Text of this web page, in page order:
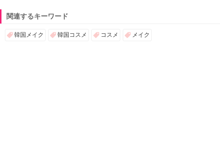
関連するキーワード
韓国メイク 韓国コスメ コスメ メイク